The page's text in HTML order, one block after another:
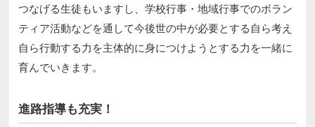
つなげる生徒もいますし、学校行事・地域行事でのボラン
ティア活動などを通して今後世の中が必要とする自ら考え
自ら行動する力を主体的に身につけようとする力を一緒に
育んでいきます。
進路指導も充実！